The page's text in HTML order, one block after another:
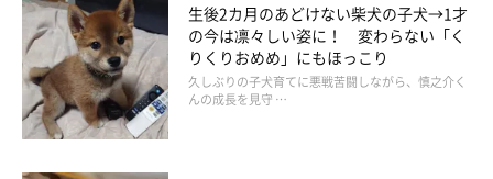
生後2カ月のあどけない柴犬の子犬→1才
の今は凛々しい姿に！ 変わらない「く
りくりおめめ」にもほっこり
久しぶりの子犬育てに悪戦苦闘しながら、慎之介く
んの成長を見守 …